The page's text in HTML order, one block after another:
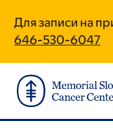
main
content
footer
Для записи на
646-530-6047